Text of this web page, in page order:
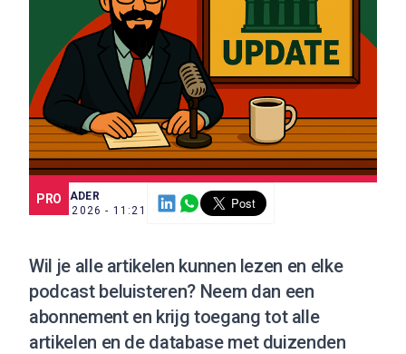
PRO
SCE TRADER
3 JUN. 2026 - 11:21
Wil je alle artikelen kunnen lezen en elke
podcast beluisteren? Neem dan een
abonnementen krijg toegang tot alle
artikelen en de database met duizenden